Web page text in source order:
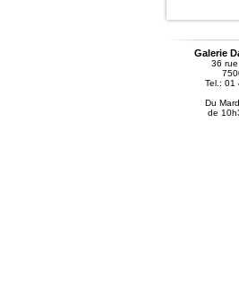
Galerie
36
Tel.: 01
Du
de